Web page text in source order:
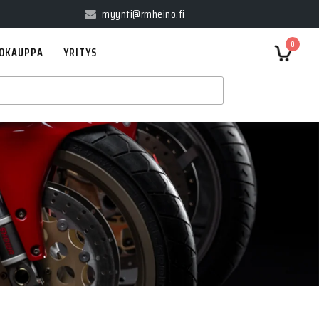
myynti@rmheino.fi
0
YRITYS